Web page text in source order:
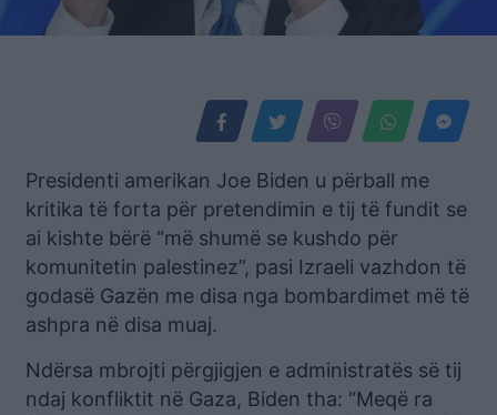
Presidenti amerikan Joe Biden u përball me
kritika të forta për pretendimin e tij të fundit se
ai kishte bërë “më shumë se kushdo për
komunitetin palestinez”, pasi Izraeli vazhdon të
godasë Gazën me disa nga bombardimet më të
ashpra në disa muaj.
Ndërsa mbrojti përgjigjen e administratës së tij
ndaj konfliktit në Gaza, Biden tha: “Meqë ra